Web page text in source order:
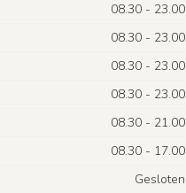
08.30 - 23.00
08.30 - 23.00
08.30 - 23.00
08.30 - 23.00
08.30 - 21.00
08.30 - 17.00
Gesloten